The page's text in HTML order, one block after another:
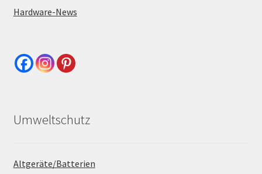
Hardware-News
Umweltschutz
Altgeräte/Batterien